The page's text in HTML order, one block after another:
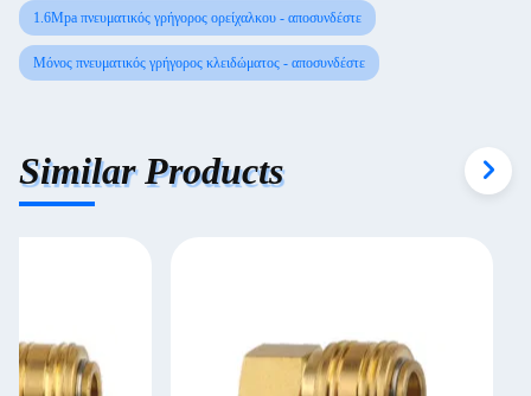
1.6Mpa πνευματικός γρήγορος ορείχαλκου - αποσυνδέστε
Μόνος πνευματικός γρήγορος κλειδώματος - αποσυνδέστε
Similar Products